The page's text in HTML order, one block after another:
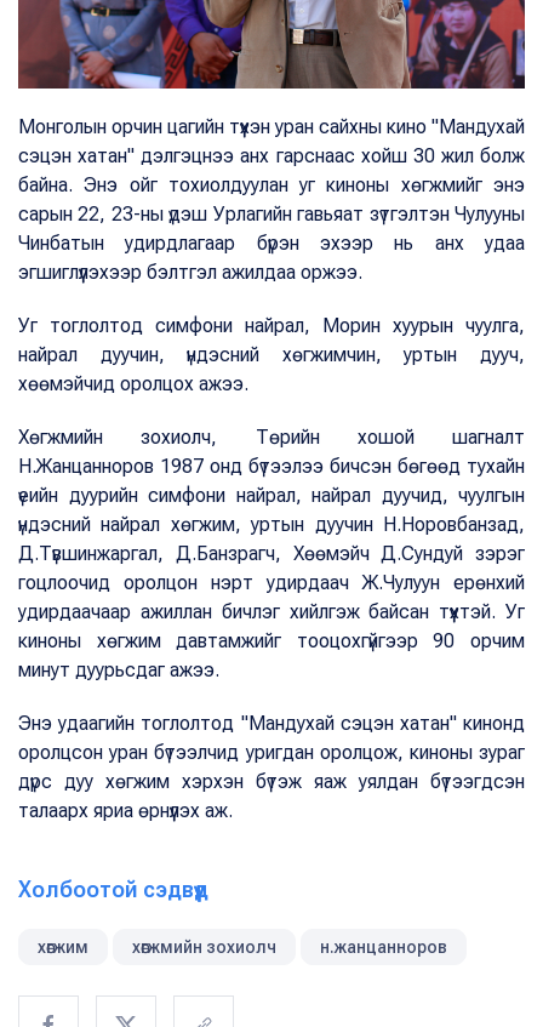
Монголын орчин цагийн түүхэн уран сайхны кино "Мандухай
сэцэн хатан" дэлгэцнээ анх гарснаас хойш 30 жил болж
байна. Энэ ойг тохиолдуулан уг киноны хөгжмийг энэ
сарын 22, 23-ны үдэш Урлагийн гавьяат зүтгэлтэн Чулууны
Чинбатын удирдлагаар бүрэн эхээр нь анх удаа
эгшиглүүлэхээр бэлтгэл ажилдаа оржээ.
Уг тоглолтод симфони найрал, Морин хуурын чуулга,
найрал дуучин, үндэсний хөгжимчин, уртын дууч,
хөөмэйчид оролцох ажээ.
Хөгжмийн зохиолч, Төрийн хошой шагналт
Н.Жанцанноров 1987 онд бүтээлээ бичсэн бөгөөд тухайн
үеийн дуурийн симфони найрал, найрал дуучид, чуулгын
үндэсний найрал хөгжим, уртын дуучин Н.Норовбанзад,
Д.Түвшинжаргал, Д.Банзрагч, Хөөмэйч Д.Сундуй зэрэг
гоцлоочид оролцон нэрт удирдаач Ж.Чулуун ерөнхий
удирдаачаар ажиллан бичлэг хийлгэж байсан түүхтэй. Уг
киноны хөгжим давтамжийг тооцохгүйгээр 90 орчим
минут дуурьсдаг ажээ.
Энэ удаагийн тоглолтод "Мандухай сэцэн хатан" кинонд
оролцсон уран бүтээлчид уригдан оролцож, киноны зураг
дүрс дуу хөгжим хэрхэн бүтэж яаж уялдан бүтээгдсэн
талаарх яриа өрнүүлэх аж.
Холбоотой сэдвүүд
хөгжим хөгжмийн зохиолч н.жанцанноров